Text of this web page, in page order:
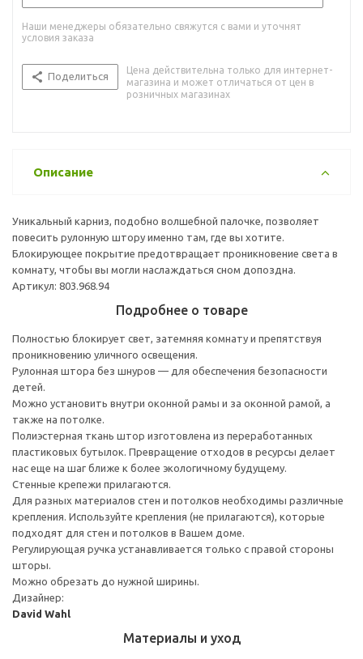
Наши менеджеры обязательно свяжутся с вами и уточнят
условия заказа
Поделиться
Цена действительна только для интернет-
магазина и может отличаться от цен в
розничных магазинах
Описание
Уникальный карниз, подобно волшебной палочке, позволяет
повесить рулонную штору именно там, где вы хотите.
Блокирующее покрытие предотвращает проникновение света в
комнату, чтобы вы могли наслаждаться сном допоздна.
Артикул: 803.968.94
Подробнее о товаре
Полностью блокирует свет, затемняя комнату и препятствуя
проникновению уличного освещения.
Рулонная штора без шнуров — для обеспечения безопасности
детей.
Можно установить внутри оконной рамы и за оконной рамой, а
также на потолке.
Полиэстерная ткань штор изготовлена из переработанных
пластиковых бутылок. Превращение отходов в ресурсы делает
нас еще на шаг ближе к более экологичному будущему.
Стенные крепежи прилагаются.
Для разных материалов стен и потолков необходимы различные
крепления. Используйте крепления (не прилагаются), которые
подходят для стен и потолков в Вашем доме.
Регулирующая ручка устанавливается только с правой стороны
шторы.
Можно обрезать до нужной ширины.
Дизайнер:
David Wahl
Материалы и уход